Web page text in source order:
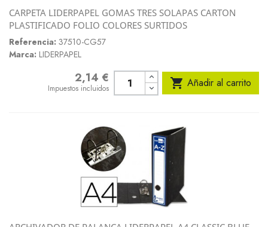
CARPETA LIDERPAPEL GOMAS TRES SOLAPAS CARTON
PLASTIFICADO FOLIO COLORES SURTIDOS
Referencia: 37510-CG57
Marca: LIDERPAPEL
2,14 €
Impuestos incluidos  Añadir al carrito